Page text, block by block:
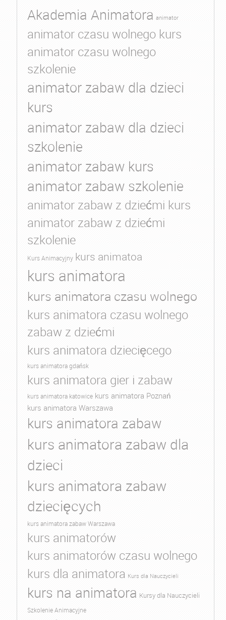
Akademia Animatora animator
animator czasu wolnego kurs
animator czasu wolnego
szkolenie
animator zabaw dla dzieci
kurs
animator zabaw dla dzieci
szkolenie
animator zabaw kurs
animator zabaw szkolenie
animator zabaw z dziećmi kurs
animator zabaw z dziećmi
szkolenie
Kurs Animacyjny kurs animatoa
kurs animatora
kurs animatora czasu wolnego
kurs animatora czasu wolnego
zabaw z dziećmi
kurs animatora dziecięcego
kurs animatora gdańsk
kurs animatora gier i zabaw
kurs animatora katowice kurs animatora Poznań
kurs animatora Warszawa
kurs animatora zabaw
kurs animatora zabaw dla
dzieci
kurs animatora zabaw
dziecięcych
kurs animatora zabaw Warszawa
kurs animatorów
kurs animatorów czasu wolnego
kurs dla animatora Kurs dla Nauczycieli
kurs na animatora Kursy dla Nauczycieli
Szkolenie Animacyjne